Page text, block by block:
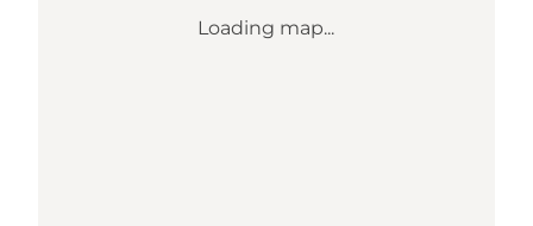
Loading map...